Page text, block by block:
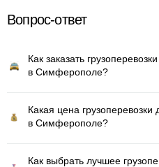
Вопрос-ответ
Как заказать
в Симферополе?
Какая цена грузоперевозки
в Симферополе?
Как выбрать лучшее